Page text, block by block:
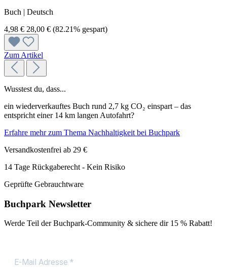
Buch | Deutsch
4,98 € 28,00 € (82.21% gespart)
Zum Artikel
Wusstest du, dass...
ein wiederverkauftes Buch rund 2,7 kg CO₂ einspart – das
entspricht einer 14 km langen Autofahrt?
Erfahre mehr zum Thema Nachhaltigkeit bei Buchpark
Versandkostenfrei ab 29 €
14 Tage Rückgaberecht - Kein Risiko
Geprüfte Gebrauchtware
Buchpark Newsletter
Werde Teil der Buchpark-Community & sichere dir 15 % Rabatt!